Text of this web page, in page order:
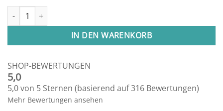
Steinkette "Intuition" (Amethyst) Menge
IN DEN WARENKORB
SHOP-BEWERTUNGEN
5,0
5,0 von 5 Sternen (basierend auf 316 Bewertungen)
Mehr Bewertungen ansehen